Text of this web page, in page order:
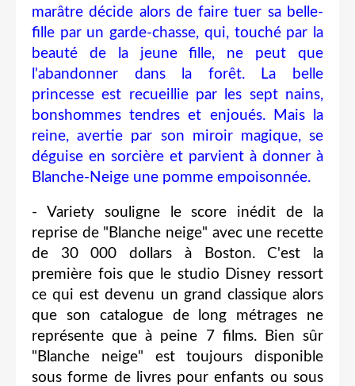
marâtre décide alors de faire tuer sa belle-
fille par un garde-chasse, qui, touché par la
beauté de la jeune fille, ne peut que
l'abandonner dans la forêt. La belle
princesse est recueillie par les sept nains,
bonshommes tendres et enjoués. Mais la
reine, avertie par son miroir magique, se
déguise en sorcière et parvient à donner à
Blanche-Neige une pomme empoisonnée.
- Variety souligne le score inédit de la
reprise de "Blanche neige" avec une recette
de 30 000 dollars à Boston. C'est la
première fois que le studio Disney ressort
ce qui est devenu un grand classique alors
que son catalogue de long métrages ne
représente que à peine 7 films. Bien sûr
"Blanche neige" est toujours disponible
sous forme de livres pour enfants ou sous